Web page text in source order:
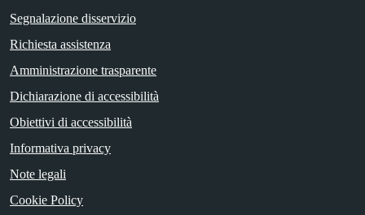
Segnalazione disservizio
Richiesta assistenza
Amministrazione trasparente
Dichiarazione di accessibilità
Obiettivi di accessibilità
Informativa privacy
Note legali
Cookie Policy